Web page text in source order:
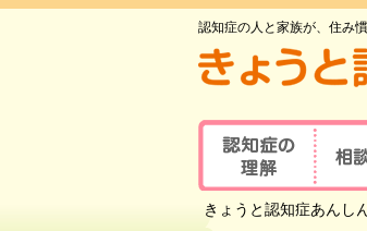
認知症の人と家族が、住み
認知症の理解
認知症とは
相
京都
きょうと認知症あんし